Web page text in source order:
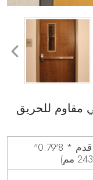
مقاوم للحريق
الحجم الأقصى هو (8 قدم * 8'0.79"